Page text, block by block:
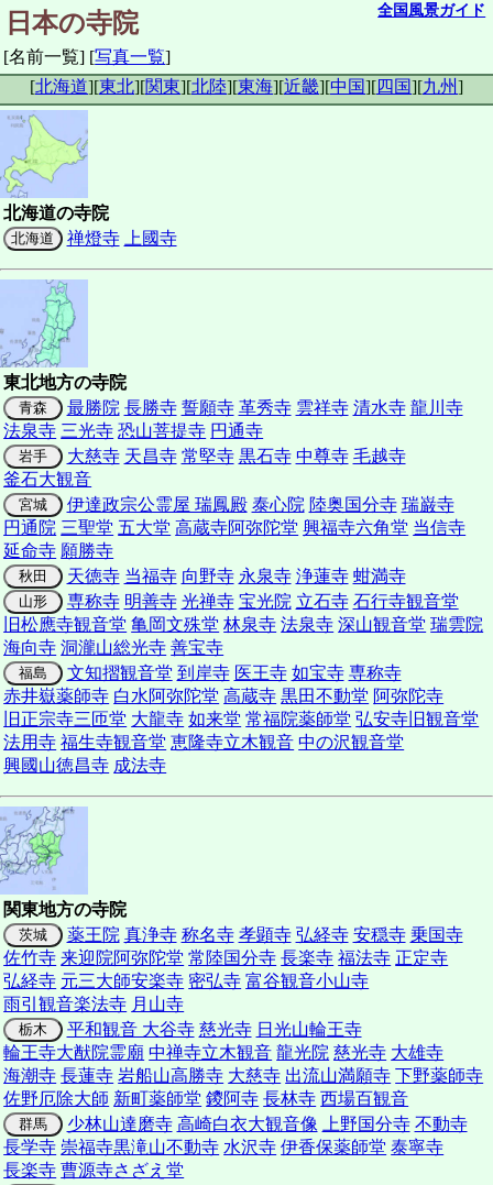
全国風景ガイド
日本の寺院
[名前一覧] [写真一覧]
[北海道][東北][関東][北陸][東海][近畿][中国][四国][九州]
北海道の寺院
北海道 禅燈寺 上國寺
東北地方の寺院
青森 最勝院 長勝寺 誓願寺 革秀寺 雲祥寺 清水寺 龍川寺
法泉寺 三光寺 恐山菩提寺 円通寺
岩手 大慈寺 天昌寺 常堅寺 黒石寺 中尊寺 毛越寺
釜石大観音
宮城 伊達政宗公霊屋 瑞鳳殿 泰心院 陸奥国分寺 瑞巌寺
円通院 三聖堂 五大堂 高蔵寺阿弥陀堂 興福寺六角堂 当信寺
延命寺 願勝寺
秋田 天徳寺 当福寺 向野寺 永泉寺 浄蓮寺 蚶満寺
山形 専称寺 明善寺 光禅寺 宝光院 立石寺 石行寺観音堂
旧松應寺観音堂 亀岡文殊堂 林泉寺 法泉寺 深山観音堂 瑞雲院
海向寺 洞瀧山総光寺 善宝寺
福島 文知摺観音堂 到岸寺 医王寺 如宝寺 専称寺
赤井嶽薬師寺 白水阿弥陀堂 高蔵寺 黒田不動堂 阿弥陀寺
旧正宗寺三匝堂 大龍寺 如来堂 常福院薬師堂 弘安寺旧観音堂
法用寺 福生寺観音堂 恵隆寺立木観音 中の沢観音堂
興國山徳昌寺 成法寺
関東地方の寺院
茨城 薬王院 真浄寺 称名寺 孝顕寺 弘経寺 安穏寺 乗国寺
佐竹寺 来迎院阿弥陀堂 常陸国分寺 長楽寺 福法寺 正定寺
弘経寺 元三大師安楽寺 密弘寺 富谷観音小山寺
雨引観音楽法寺 月山寺
栃木 平和観音 大谷寺 慈光寺 日光山輪王寺
輪王寺大猷院霊廟 中禅寺立木観音 龍光院 慈光寺 大雄寺
海潮寺 長蓮寺 岩船山高勝寺 大慈寺 出流山満願寺 下野薬師寺
佐野厄除大師 新町薬師堂 鑁阿寺 長林寺 西場百観音
群馬 少林山達磨寺 高崎白衣大観音像 上野国分寺 不動寺
長学寺 崇福寺黒滝山不動寺 水沢寺 伊香保薬師堂 泰寧寺
長楽寺 曹源寺さざえ堂